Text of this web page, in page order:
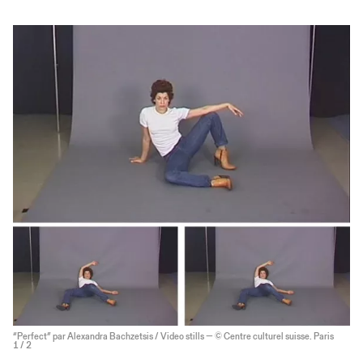
“Perfect” par Alexandra Bachzetsis / Video stills — © Centre culturel suisse. Paris
1 / 2